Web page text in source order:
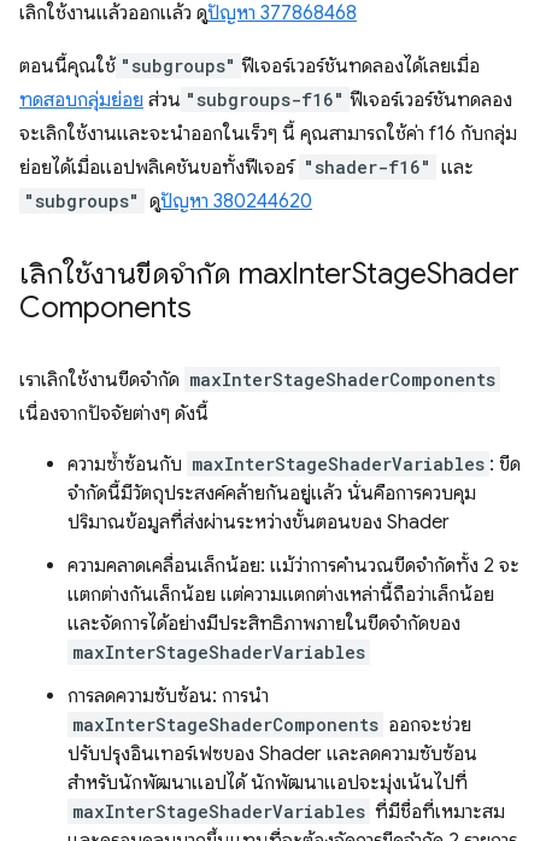
เลิกใช้งานแล้วออกแล้ว ดูปัญหา 377868468
ตอนนี้คุณใช้ "subgroups" ฟีเจอร์เวอร์ชันทดลองได้เลยเมื่อ
ทดสอบกลุ่มย่อย ส่วน "subgroups-f16" ฟีเจอร์เวอร์ชันทดลอง
จะเลิกใช้งานและจะนำออกในเร็วๆ นี้ คุณสามารถใช้ค่า f16 กับกลุ่ม
ย่อยได้เมื่อแอปพลิเคชันขอทั้งฟีเจอร์ "shader-f16" และ
"subgroups" ดูปัญหา 380244620
เลิกใช้งานขีดจำกัด maxInterStageShader
Components
เราเลิกใช้งานขีดจำกัด maxInterStageShaderComponents
เนื่องจากปัจจัยต่างๆ ดังนี้
ความซ้ำซ้อนกับ maxInterStageShaderVariables : ขีด
จำกัดนี้มีวัตถุประสงค์คล้ายกันอยู่แล้ว นั่นคือการควบคุม
ปริมาณข้อมูลที่ส่งผ่านระหว่างขั้นตอนของ Shader
ความคลาดเคลื่อนเล็กน้อย: แม้ว่าการคำนวณขีดจํากัดทั้ง 2 จะ
แตกต่างกันเล็กน้อย แต่ความแตกต่างเหล่านี้ถือว่าเล็กน้อย
และจัดการได้อย่างมีประสิทธิภาพภายในขีดจํากัดของ
maxInterStageShaderVariables
การลดความซับซ้อน: การนำ
maxInterStageShaderComponents ออกจะช่วย
ปรับปรุงอินเทอร์เฟซของ Shader และลดความซับซ้อน
สำหรับนักพัฒนาแอปได้ นักพัฒนาแอปจะมุ่งเน้นไปที่
maxInterStageShaderVariables ที่มีชื่อที่เหมาะสม